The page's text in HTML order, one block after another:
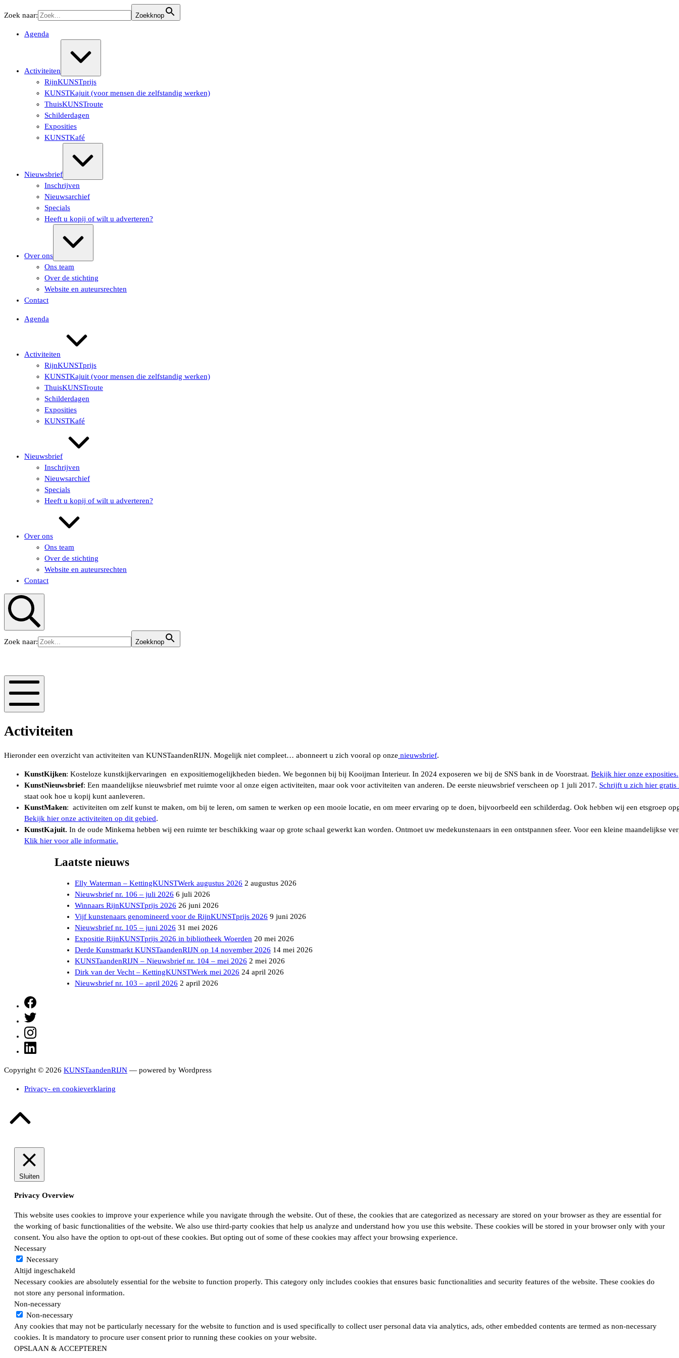
naar
Zoek naar: Zoekknop
Agenda
Activiteiten
RijnKUNSTprijs
KUNSTKajuit (voor mensen die zelfstandig werken)
ThuisKUNSTroute
Schilderdagen
Exposities
KUNSTKafé
Nieuwsbrief
Inschrijven
Nieuwsarchief
Specials
Heeft u kopij of wilt u adverteren?
Over ons
Ons team
Over de stichting
Website en auteursrechten
Contact
Agenda
Activiteiten
RijnKUNSTprijs
KUNSTKajuit (voor mensen die zelfstandig werken)
ThuisKUNSTroute
Schilderdagen
Exposities
KUNSTKafé
Nieuwsbrief
Inschrijven
Nieuwsarchief
Specials
Heeft u kopij of wilt u adverteren?
Over ons
Ons team
Over de stichting
Website en auteursrechten
Contact
Zoeken
Zoek naar: Zoekknop
Mobiel
Activiteiten
Hieronder een overzicht van activiteiten van KUNSTaandenRIJN. Mogelijk niet compleet… abonneert u zich vooral op onze nieuwsbrief.
KunstKijken: Kosteloze kunstkijkervaringen en expositiemogelijkheden bieden. We begonnen bij bij Kooijman Interieur. In 2024 exposeren we bij de SNS bank in de Voorstraat. Bekijk hier onze exposities.
KunstNieuwsbrief: Een maandelijkse nieuwsbrief met ruimte voor al onze eigen activiteiten, maar ook voor activiteiten van anderen. De eerste nieuwsbrief verscheen op 1 juli 2017. Schrijft u zich hier gratis
staat ook hoe u kopij kunt aanleveren.
KunstMaken: activiteiten om zelf kunst te maken, om bij te leren, om samen te werken op een mooie locatie, en om meer ervaring op te doen, bijvoorbeeld een schilderdag. Ook hebben wij een etsgroep
Bekijk hier onze activiteiten op dit gebied.
KunstKajuit. In de oude Minkema hebben wij een ruimte ter beschikking waar op grote schaal gewerkt kan worden. Ontmoet uw medekunstenaars in een ontstpannen sfeer. Voor een kleine maandelijkse
Klik hier voor alle informatie.
Laatste nieuws
Elly Waterman – KettingKUNSTWerk augustus 2026 2 augustus 2026
Nieuwsbrief nr. 106 – juli 2026 6 juli 2026
Winnaars RijnKUNSTprijs 2026 26 juni 2026
Vijf kunstenaars genomineerd voor de RijnKUNSTprijs 2026 9 juni 2026
Nieuwsbrief nr. 105 – juni 2026 31 mei 2026
Expositie RijnKUNSTprijs 2026 in bibliotheek Woerden 20 mei 2026
Derde Kunstmarkt KUNSTaandenRIJN op 14 november 2026 14 mei 2026
KUNSTaandenRIJN – Nieuwsbrief nr. 104 – mei 2026 2 mei 2026
Dirk van der Vecht – KettingKUNSTWerk mei 2026 24 april 2026
Nieuwsbrief nr. 103 – april 2026 2 april 2026
Facebook
Twitter
Instagram
Copyright © 2026 KUNSTaandenRIJN — powered by Wordpress
Privacy- en cookieverklaring
Sluiten
Privacy Overview
This website uses cookies to improve your experience while you navigate through the website. Out of these, the cookies that are categorized as necessary are stored on your browser as they are essential for
the working of basic functionalities of the website. We also use third-party cookies that help us analyze and understand how you use this website. These cookies will be stored in your browser only with your
consent. You also have the option to opt-out of these cookies. But opting out of some of these cookies may affect your browsing experience.
Necessary
Necessary
Altijd ingeschakeld
Necessary cookies are absolutely essential for the website to function properly. This category only includes cookies that ensures basic functionalities and security features of the website. These cookies do
not store any personal information.
Non-necessary
Non-necessary
Any cookies that may not be particularly necessary for the website to function and is used specifically to collect user personal data via analytics, ads, other embedded contents are termed as non-necessary
cookies. It is mandatory to procure user consent prior to running these cookies on your website.
OPSLAAN & ACCEPTEREN